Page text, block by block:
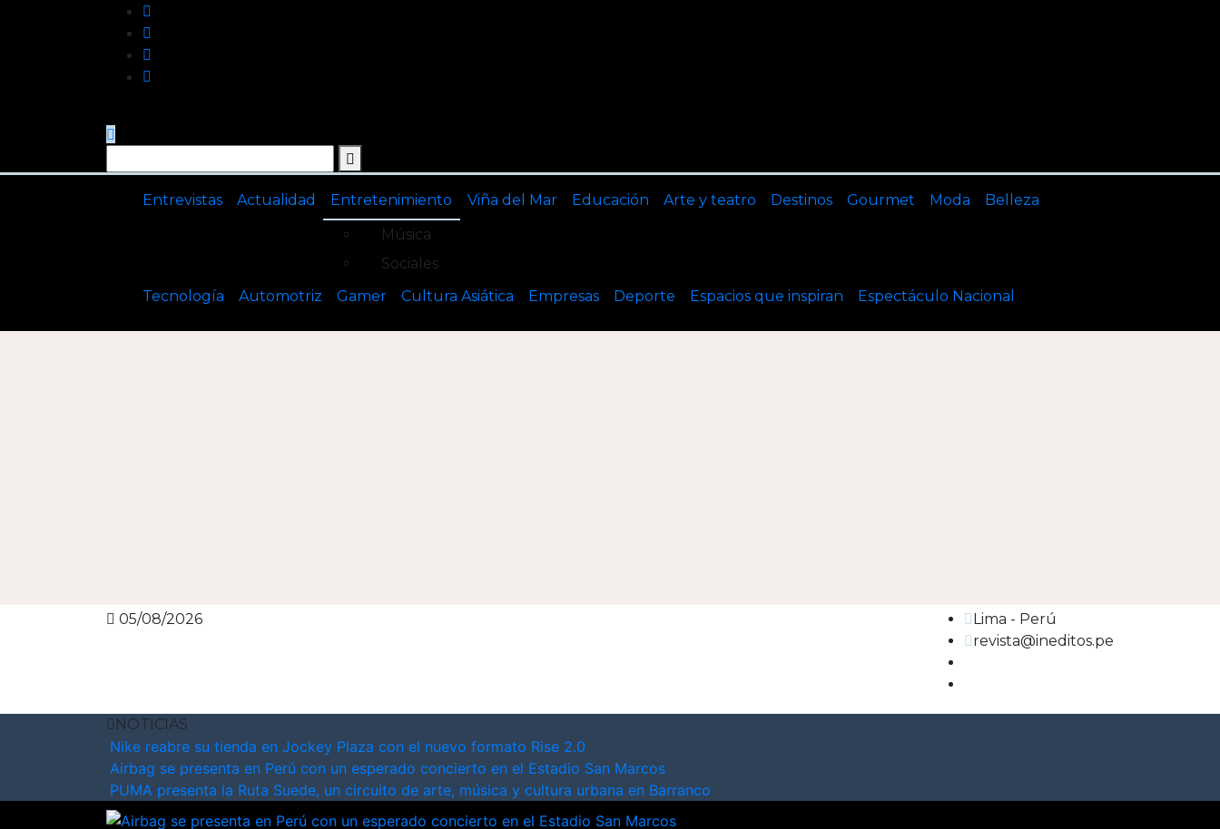
Entrevistas Actualidad
Entretenimiento
Música
Sociales
Viña del Mar Educación Arte y teatro Destinos Gourmet Moda Belleza
Tecnología Automotriz Gamer Cultura Asiática Empresas Deporte Espacios que inspiran Espectáculo Nacional
05/08/2026
Lima - Perú
revista@ineditos.pe
NOTICIAS
Nike reabre su tienda en Jockey Plaza con el nuevo formato Rise 2.0
Airbag se presenta en Perú con un esperado concierto en el Estadio San Marcos
PUMA presenta la Ruta Suede, un circuito de arte, música y cultura urbana en Barranco